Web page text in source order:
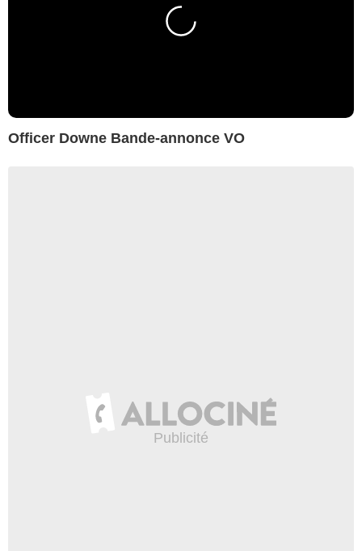
Officer Downe Bande-annonce VO